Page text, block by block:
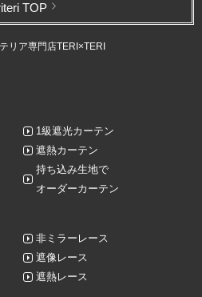
TOP
リア専門店TERI×TERI
1級遮光カーテン
遮熱カーテン
持ち込み生地で
オーダーカーテン
非ミラーレース
遮像レース
遮熱レース